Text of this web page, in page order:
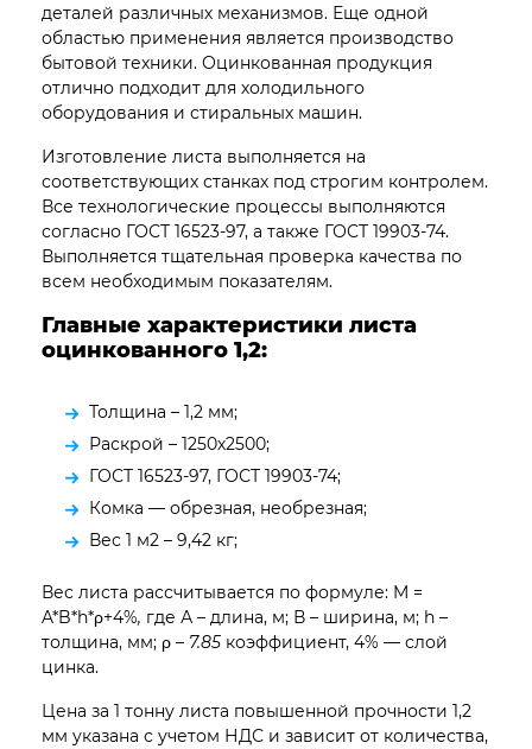
деталей различных механизмов. Еще одной
областью применения является производство
бытовой техники. Оцинкованная продукция
отлично подходит для холодильного
оборудования и стиральных машин.
Изготовление листа выполняется на
соответствующих станках под строгим контролем.
Все технологические процессы выполняются
согласно ГОСТ 16523-97, а также ГОСТ 19903-74.
Выполняется тщательная проверка качества по
всем необходимым показателям.
Главные характеристики листа
оцинкованного 1,2:
Толщина – 1,2 мм;
Раскрой – 1250х2500;
ГОСТ 16523-97, ГОСТ 19903-74;
Комка — обрезная, необрезная;
Вес 1 м2 – 9,42 кг;
Вес листа рассчитывается по формуле: M =
A*B*h*ρ+4%, где А – длина, м; В – ширина, м; h –
толщина, мм; ρ – 7.85 коэффициент, 4% — слой
цинка.
Цена за 1 тонну листа повышенной прочности 1,2
мм указана с учетом НДС и зависит от количества,